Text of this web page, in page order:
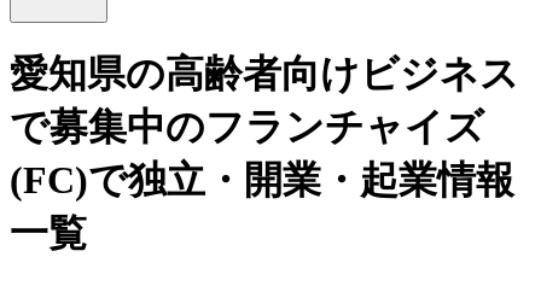
愛知県の高齢者向けビジネス
で募集中のフランチャイズ
(FC)で独立・開業・起業情報
一覧